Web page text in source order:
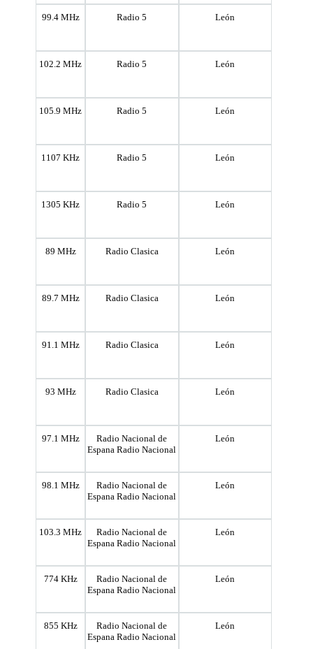
99.4 MHz Radio 5 León
102.2 MHz Radio 5 León
105.9 MHz Radio 5 León
1107 KHz Radio 5 León
1305 KHz Radio 5 León
89 MHz Radio Clasica León
89.7 MHz Radio Clasica León
91.1 MHz Radio Clasica León
93 MHz Radio Clasica León
97.1 MHz
Radio Nacional de
Espana Radio Nacional
León
98.1 MHz
Radio Nacional de
Espana Radio Nacional
León
103.3 MHz
Radio Nacional de
Espana Radio Nacional
León
774 KHz
Radio Nacional de
Espana Radio Nacional
León
855 KHz
Radio Nacional de
Espana Radio Nacional
León